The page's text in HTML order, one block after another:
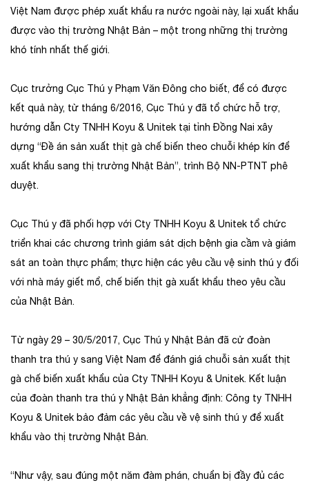
Việt Nam được phép xuất khẩu ra nước ngoài này, lại xuất khẩu
được vào thị trường Nhật Bản – một trong những thị trường
khó tính nhất thế giới.
Cục trưởng Cục Thú y Phạm Văn Đông cho biết, để có được
kết quả này, từ tháng 6/2016, Cục Thú y đã tổ chức hỗ trợ,
hướng dẫn Cty TNHH Koyu & Unitek tại tỉnh Đồng Nai xây
dựng “Đề án sản xuất thịt gà chế biến theo chuỗi khép kín để
xuất khẩu sang thị trường Nhật Bản”, trình Bộ NN-PTNT phê
duyệt.
Cục Thú y đã phối hợp với Cty TNHH Koyu & Unitek tổ chức
triển khai các chương trình giám sát dịch bệnh gia cầm và giám
sát an toàn thực phẩm; thực hiện các yêu cầu vệ sinh thú y đối
với nhà máy giết mổ, chế biến thịt gà xuất khẩu theo yêu cầu
của Nhật Bản.
Từ ngày 29 – 30/5/2017, Cục Thú y Nhật Bản đã cử đoàn
thanh tra thú y sang Việt Nam để đánh giá chuỗi sản xuất thịt
gà chế biến xuất khẩu của Cty TNHH Koyu & Unitek. Kết luận
của đoàn thanh tra thú y Nhật Bản khẳng định: Công ty TNHH
Koyu & Unitek bảo đảm các yêu cầu về vệ sinh thú y để xuất
khẩu vào thị trường Nhật Bản.
“Như vậy, sau đúng một năm đàm phán, chuẩn bị đầy đủ các